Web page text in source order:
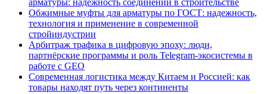
арматуры: надежность соединений в строительстве
Обжимные муфты для арматуры по ГОСТ: надежность,
технология и применение в современной
стройиндустрии
Арбитраж трафика в цифровую эпоху: люди,
партнёрские программы и роль Telegram-экосистемы в
работе с GEO
Современная логистика между Китаем и Россией: как
товары находят путь через континенты